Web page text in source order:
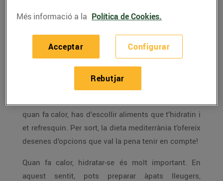
combatre amb el que menges.
Si a l’estiu la calor et treu la gana, no pateixis,
perquè això passa a moltes persones. Per això és
quan fa calor, has d’escollir aliments que t’hidratin i
et refresquin. Per sort, la dieta mediterrània t’ofereix
desenes d’opcions que val la pena tenir en compte!
Quan fa calor, hidratar-se és molt important. En
aquest sentit, pots preparar àpats lleugers,
Més informació a la Política de Cookies.
Configurar
Rebutjar
Acceptar